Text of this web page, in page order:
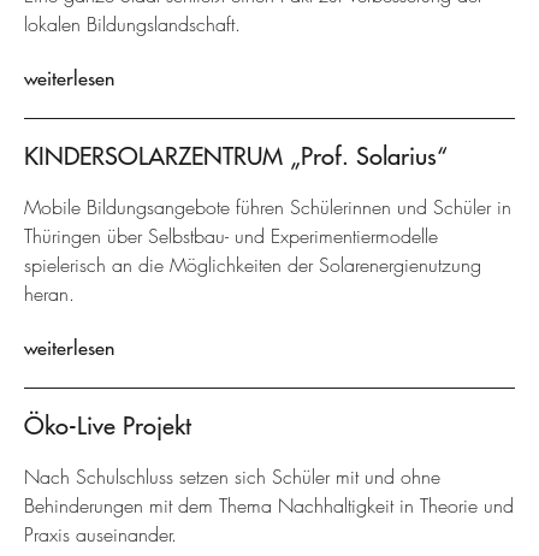
lokalen Bildungslandschaft.
weiterlesen
KINDERSOLARZENTRUM „Prof. Solarius“
Mobile Bildungsangebote führen Schülerinnen und Schüler in
Thüringen über Selbstbau- und Experimentiermodelle
spielerisch an die Möglichkeiten der Solarenergienutzung
heran.
weiterlesen
Öko-Live Projekt
Nach Schulschluss setzen sich Schüler mit und ohne
Behinderungen mit dem Thema Nachhaltigkeit in Theorie und
Praxis auseinander.